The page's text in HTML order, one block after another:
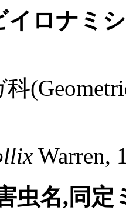
イロナミ
Warren,
虫名,同